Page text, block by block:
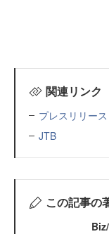
関連リンク
プレスリリース
JTB
この記事の